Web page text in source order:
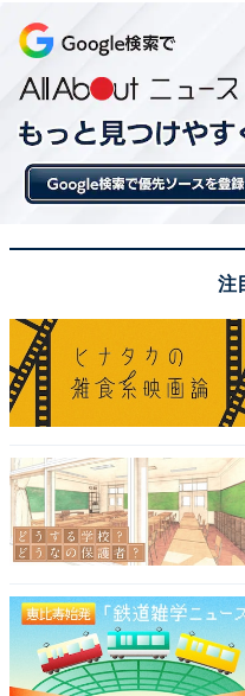
注